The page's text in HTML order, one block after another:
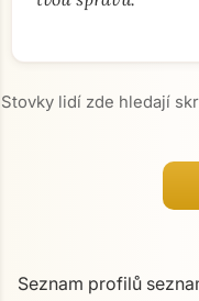
Stovky lidí zde hledají
Seznam profilů